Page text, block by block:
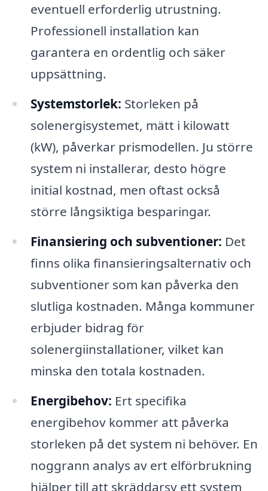
eventuell erforderlig utrustning.
Professionell installation kan
garantera en ordentlig och säker
uppsättning.
Systemstorlek: Storleken på
solenergisystemet, mätt i kilowatt
(kW), påverkar prismodellen. Ju större
system ni installerar, desto högre
initial kostnad, men oftast också
större långsiktiga besparingar.
Finansiering och subventioner: Det
finns olika finansieringsalternativ och
subventioner som kan påverka den
slutliga kostnaden. Många kommuner
erbjuder bidrag för
solenergiinstallationer, vilket kan
minska den totala kostnaden.
Energibehov: Ert specifika
energibehov kommer att påverka
storleken på det system ni behöver. En
noggrann analys av ert elförbrukning
hjälper till att skräddarsy ett system